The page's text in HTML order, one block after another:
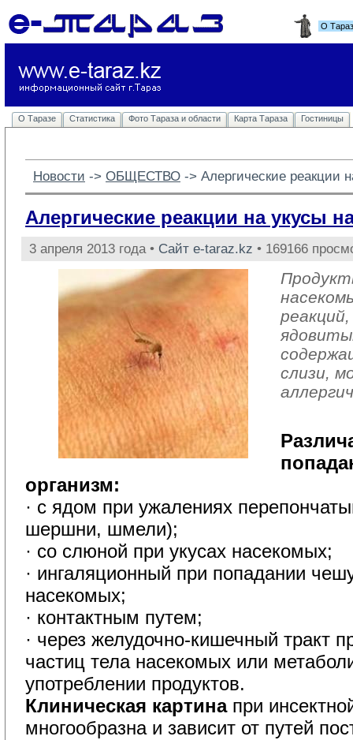
О
О Таразе Статистика Фото Тараза и области Карта Тараза Гостиницы
Новости -> ОБЩЕСТВО -> Алергические реакции
Алергические реакции на укусы
3 апреля 2013 года • Сайт e-taraz.kz • 169166
слизи,
организм:
· с ядом при ужалениях
шершни, шмели);
· со слюной при укусах насекомых;
· ингаляционный при попадании
насекомых;
· контактным путем;
· через желудочно-кишечный тракт
частиц тела насекомых или
употреблении продуктов.
Клиническая картинапри
многообразна и зависит от путей